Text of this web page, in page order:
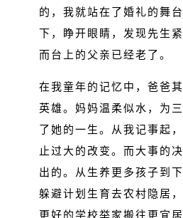
的，我就站在了婚礼的舞
下，睁开眼睛，发现先生
而台上的父亲已经老了。
在我童年的记忆中，爸爸
英雄。妈妈温柔似水，为
了她的一生。从我记事起
止过大的改变。而大事的
出的。从生养更多孩子到
躲避计划生育去农村隐居
更好的学校举家搬往更宜